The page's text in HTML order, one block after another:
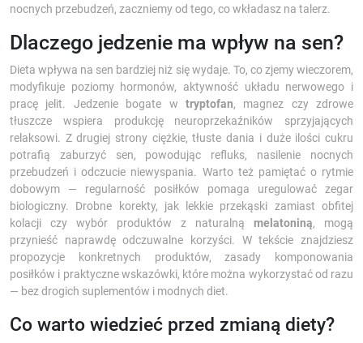
nocnych przebudzeń, zaczniemy od tego, co wkładasz na talerz.
Dlaczego jedzenie ma wpływ na sen?
Dieta wpływa na sen bardziej niż się wydaje. To, co zjemy wieczorem,
modyfikuje poziomy hormonów, aktywność układu nerwowego i
pracę jelit. Jedzenie bogate w tryptofan, magnez czy zdrowe
tłuszcze wspiera produkcję neuroprzekaźników sprzyjających
relaksowi. Z drugiej strony ciężkie, tłuste dania i duże ilości cukru
potrafią zaburzyć sen, powodując refluks, nasilenie nocnych
przebudzeń i odczucie niewyspania. Warto też pamiętać o rytmie
dobowym — regularność posiłków pomaga uregulować zegar
biologiczny. Drobne korekty, jak lekkie przekąski zamiast obfitej
kolacji czy wybór produktów z naturalną melatoniną, mogą
przynieść naprawdę odczuwalne korzyści. W tekście znajdziesz
propozycje konkretnych produktów, zasady komponowania
posiłków i praktyczne wskazówki, które można wykorzystać od razu
— bez drogich suplementów i modnych diet.
Co warto wiedzieć przed zmianą diety?